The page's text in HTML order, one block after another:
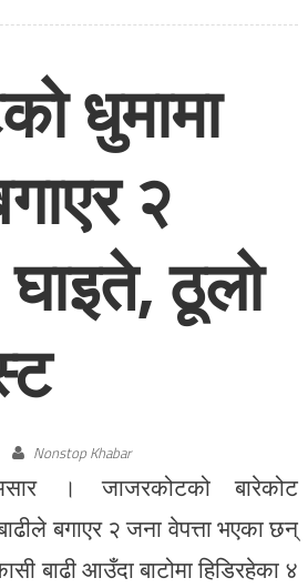
धुमामा
२
घाइते, ठूलो
Nonstop Khabar
। जाजरकोटको बारेकोट
बगाएर २ जना वेपत्ता भएका छन्
बाढी आउँदा बाटोमा हिडिरहेका ४